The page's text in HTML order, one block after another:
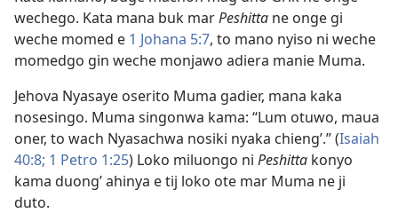
wechego. Kata mana buk marPeshitta ne onge gi
weche momed e 1 Johana 5:7, to mano nyiso ni weche
momedgo gin weche monjawo adiera manie Muma.
Jehova Nyasaye oserito Muma gadier, mana kaka
nosesingo. Muma singonwa kama: “Lum otuwo, maua
oner, to wach Nyasachwa nosiki nyaka chieng’.” (Isaiah
40:8; 1 Petro 1:25) Loko miluongo ni Peshitta konyo
kama duong’ ahinya e tij loko ote mar Muma ne ji
duto.